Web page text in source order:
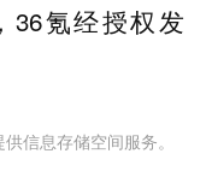
36氪经授权发
信息存储空间服务。